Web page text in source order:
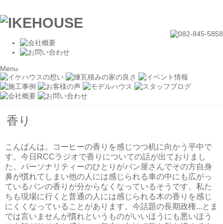
Menu
香り
こんばんは。コーヒーの香りを感じつつ机に向かう平中で
す。今日RCCラジオで香りについての話が出ておりまし
た。パーソナリティーのひとりがパン屋さんでその方自身
鼻が慣れてしまい他の人には感じられる車の中にも広がっ
ているパンの香りが分からなくなっているそうです。私た
ちも現場に行くと普通の人には感じられる木の香りを感じ
にくくなっていることがあります。今話題の長期政権...とま
では言いませんが慣れというものがいいほうにも悪いほう